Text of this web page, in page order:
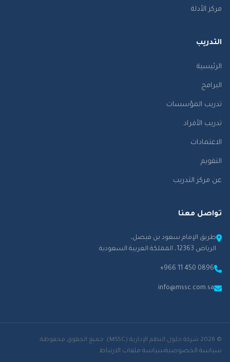
مركز الأدلة
التدريب
الرئيسية
البرامج
تدريب المؤسسات
تدريب الأفراد
الاعتمادات
التقويم
عن مركز التدريب
تواصل معنا
طريق الإمام سعود بن فيصل،
الرياض 12363، المملكة العربية السعودية
+966 11 450 0896
info@mssc.com.sa
© 2026 شركة حلول النظم الإدارية (MSSC). جميع الحقوق محفوظة.
سياسة الخصوصيةسياسة ملفات الارتباط